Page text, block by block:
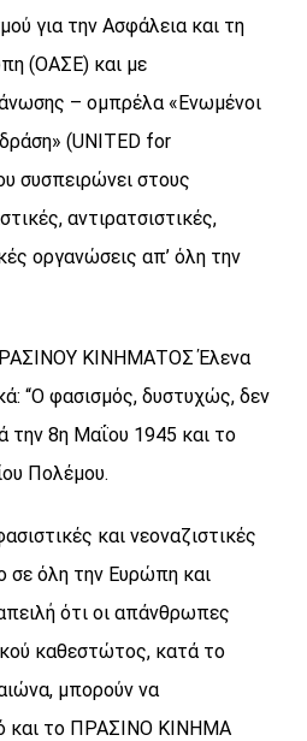
για την Ασφάλεια και τη
(ΟΑΣΕ) και με
– ομπρέλα «Ενωμένοι
δράση» (UNITED for
συσπειρώνει στους
αντιρατσιστικές,
οργανώσεις απ’ όλη την
ΚΙΝΗΜΑΤΟΣ Έλενα
“Ο φασισμός, δυστυχώς, δεν
την 8η Μαΐου 1945 και το
Πολέμου.
και νεοναζιστικές
σε όλη την Ευρώπη και
ότι οι απάνθρωπες
καθεστώτος, κατά το
μπορούν να
και το ΠΡΑΣΙΝΟ ΚΙΝΗΜΑ